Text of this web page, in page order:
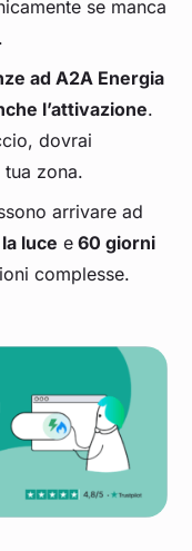
se manca
ad A2A Energia
l’attivazione.
dovrai
zona.
arrivare ad
luce e 60 giorni
complesse.